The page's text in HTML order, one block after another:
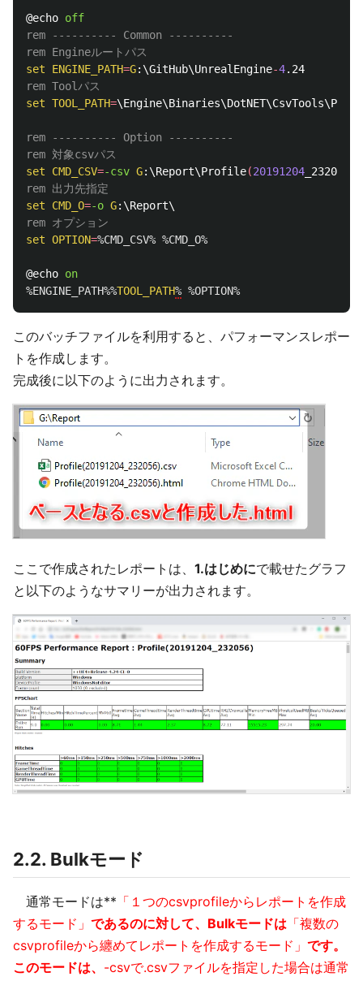
@echo off
rem ---------- Common ----------
rem Engineルートパス
set
ENGINE_PATH=G:\GitHub\UnrealEngine-4
rem Toolパス
set TOOL_PATH=
rem ---------- Option ----------
rem 対象csvパス
set
CMD_CSV=-csv G:\Report\Profile(20191204 _232056
rem 出力先指定
set
CMD_O=-o G
rem オプション
set OPTION=%CMD_CSV% %CMD_O%
@echo on
%ENGINE_PATH%%TOOL_PATH% %OPTION%
このバッチファイルを利用すると、パフォーマンスレポー
トを作成します。
完成後に以下のように出力されます。
ここで作成されたレポートは、 1.はじめにで載せたグラフ
と以下のようなサマリーが出力されます。
2.2. Bulkモード
通常モードは** 「１つのcsvprofileからレポートを作成
するモード」 であるのに対して、Bulkモードは 「複数の
csvprofileから纏めてレポートを作成するモード」 です。
このモードは、 -csvで.csvファイルを指定した場合は通常